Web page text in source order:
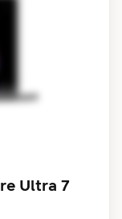
Ultra 7